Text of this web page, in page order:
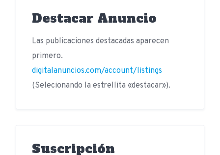
Destacar Anuncio
Las publicaciones destacadas aparecen
primero.
digitalanuncios.com/account/listings
(Selecionando la estrellita «destacar»).
Suscripción